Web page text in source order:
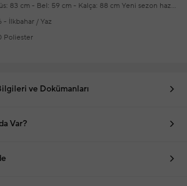
83 cm - Bel: 59 cm - Kalça: 88 cm Yeni sezon hazır
alışverişlerinizde ücretsiz tadilat yapılmaktadır
- İlkbahar / Yaz
Poliester
ve Dokümanları
Var?